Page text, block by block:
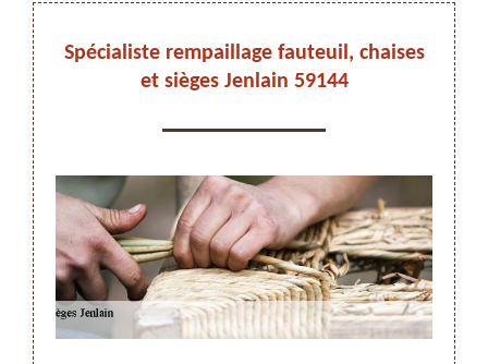
Spécialiste rempaillage fauteuil, chaises
et sièges Jenlain 59144